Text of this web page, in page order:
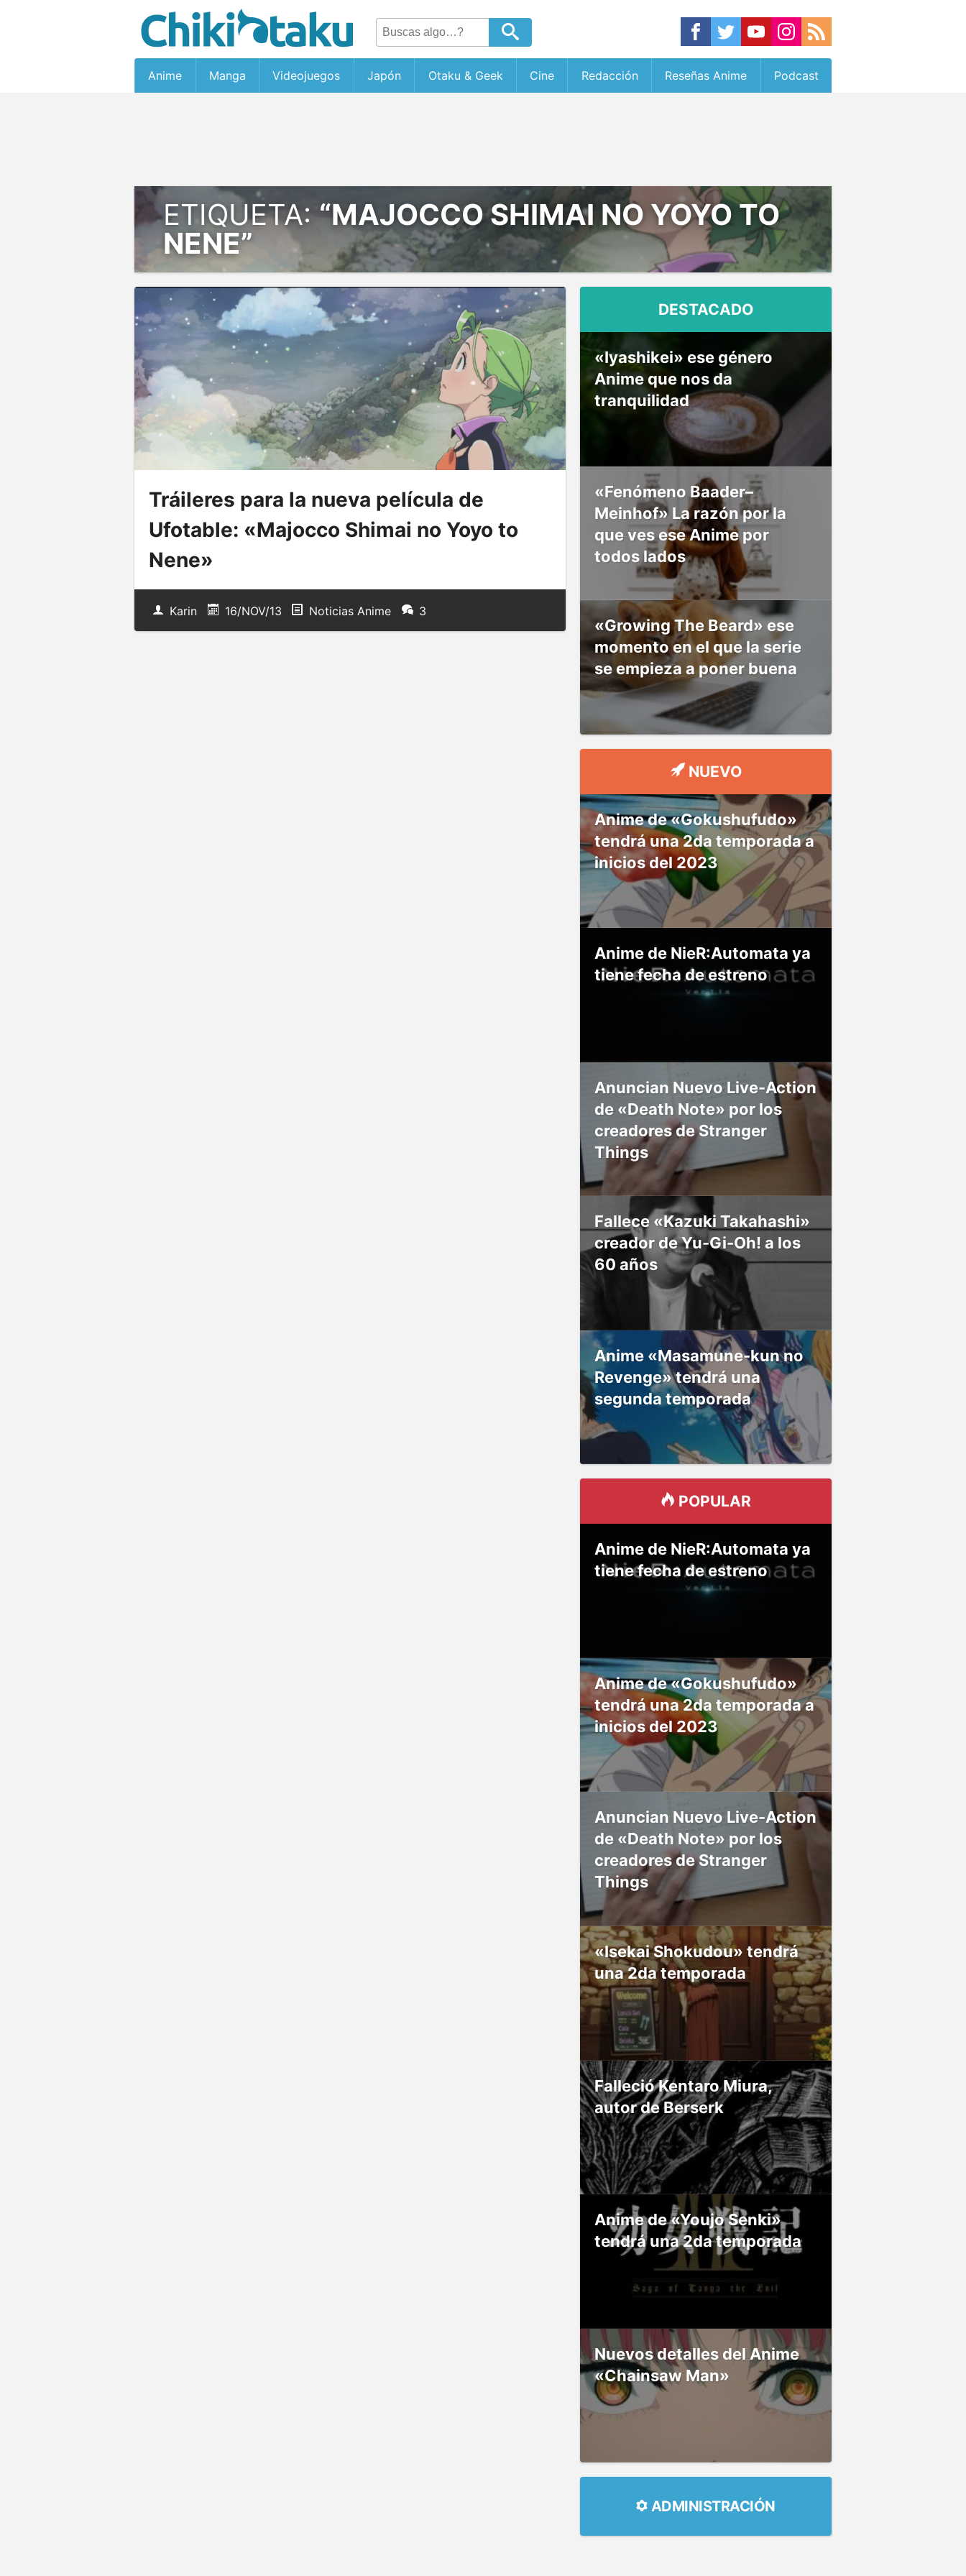
Anime Manga Videojuegos Japón Otaku & Geek Cine Redacción Reseñas Anime Podcast
ETIQUETA:“MAJOCCO SHIMAI NO YOYO TO
NENE”
Tráileres para la nueva película de
Ufotable: «Majocco Shimai no Yoyo to
Nene»
Karin 16/NOV/13 Noticias Anime 3
DESTACADO
«Iyashikei» ese género
Anime que nos da
tranquilidad
«Fenómeno Baader–
Meinhof» La razón por la
que ves ese Anime por
todos lados
«Growing The Beard» ese
momento en el que la serie
se empieza a poner buena
NUEVO
Anime de «Gokushufudo»
tendrá una 2da temporada a
inicios del 2023
Anime de NieR:Automata ya
tiene fecha de estreno
Anuncian Nuevo Live-Action
de «Death Note» por los
creadores de Stranger
Things
Fallece «Kazuki Takahashi»
creador de Yu-Gi-Oh! a los
60 años
Anime «Masamune-kun no
Revenge» tendrá una
segunda temporada
POPULAR
Anime de NieR:Automata ya
tiene fecha de estreno
Anime de «Gokushufudo»
tendrá una 2da temporada a
inicios del 2023
Anuncian Nuevo Live-Action
de «Death Note» por los
creadores de Stranger
Things
«Isekai Shokudou» tendrá
una 2da temporada
Falleció Kentaro Miura,
autor de Berserk
Anime de «Youjo Senki»
tendrá una 2da temporada
Nuevos detalles del Anime
«Chainsaw Man»
ADMINISTRACIÓN